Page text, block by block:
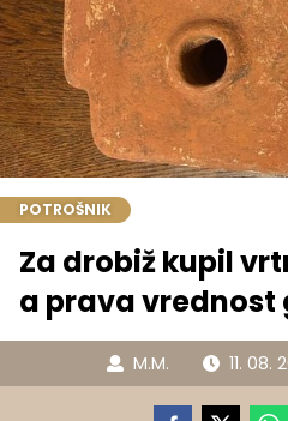
POTROŠNIK
Za drobiž kupil
a prava vrednost
M.M. 11. 08.